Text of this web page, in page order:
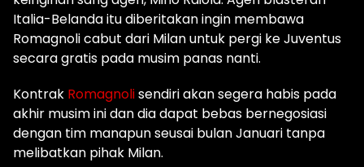
Italia-Belanda itu diberitakan ingin membawa
Romagnoli cabut dari Milan untuk pergi ke Juventus
secara gratis pada musim panas nanti.
Kontrak Romagnolisendiri akan segera habis pada
akhir musim ini dan dia dapat bebas bernegosiasi
dengan tim manapun seusai bulan Januari tanpa
melibatkan pihak Milan.